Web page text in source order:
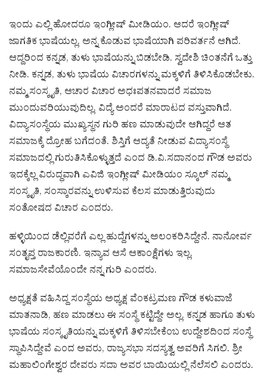
ಇಂದು ಎಲ್ಲಿ ಹೋದರೂ ಇಂಗ್ಲೀಷ್ ಮೀಡಿಯಂ. ಆದರೆ ಇಂಗ್ಲೀಷ್
ಜಾಗತಿಕ ಭಾಷೆಯಲ್ಲ. ಅನ್ನ ಕೊಡುವ ಭಾಷೆಯಾಗಿ ಪರಿವರ್ತನೆ ಆಗಿದೆ.
ಆದ್ದರಿಂದ ಕನ್ನಡ, ತುಳು ಭಾಷೆಯನ್ನು ಬಿಡಬೇಡಿ. ಸ್ವದೇಶಿ ಚಿಂತನೆಗೆ ಒತ್ತು
ನೀಡಿ. ಕನ್ನಡ, ತುಳು ಭಾಷೆಯ ವಿಚಾರಗಳನ್ನು ಮಕ್ಕಳಿಗೆ ತಿಳಿಸಿಕೊಡಬೇಕು.
ನಮ್ಮ ಸಂಸ್ಕೃತಿ, ಆಚಾರ ವಿಚಾರ ಅಧಃಪತನವಾದರೆ ಸಮಾಜ
ಮುಂದುವರಿಯುವುದಿಲ್ಲ. ವಿದ್ಯೆ ಅಂದರೆ ಮಾರಾಟದ ವಸ್ತುವಾಗಿದೆ.
ವಿದ್ಯಾಸಂಸ್ಥೆಯ ಮುಖ್ಯಸ್ಥನ ಗುರಿ ಹಣ ಮಾಡುವುದೇ ಆಗಿದ್ದರೆ ಆತ
ಸಮಾಜಕ್ಕೆ ದ್ರೋಹ ಬಗೆದಂತೆ. ಶಿಸ್ತಿಗೆ ಆದ್ಯತೆ ನೀಡುವ ವಿದ್ಯಾಸಂಸ್ಥೆ
ಸಮಾಜದಲ್ಲಿ ಗುರುತಿಸಿಕೊಳ್ಳುತ್ತದೆ ಎಂದ ಡಿ.ವಿ.ಸದಾನಂದ ಗೌಡ ಅವರು
ಇದಕ್ಕೆಲ್ಲ ವಿರುದ್ಧವಾಗಿ ಎವಿಜಿ ಇಂಗ್ಲೀಷ್ ಮೀಡಿಯಂ ಸ್ಕೂಲ್ ನಮ್ಮ
ಸಂಸ್ಕೃತಿ, ಸಂಸ್ಕಾರವನ್ನು ಉಳಿಸುವ ಕೆಲಸ ಮಾಡುತ್ತಿರುವುದು
ಸಂತೋಷದ ವಿಚಾರ ಎಂದರು.
ಹಳ್ಳಿಯಿಂದ ಡೆಲ್ಲಿವರೆಗೆ ಎಲ್ಲ ಹುದ್ದೆಗಳನ್ನು ಅಲಂಕರಿಸಿದ್ದೇನೆ. ನಾನೋರ್ವ
ಸಂತೃಪ್ತ ರಾಜಕಾರಣಿ. ಇನ್ಯಾವ ಆಸೆ ಆಕಾಂಕ್ಷೆಗಳು ಇಲ್ಲ.
ಸಮಾಜಸೇವೆಯೊಂದೇ ನನ್ನ ಗುರಿ ಎಂದರು.
ಅಧ್ಯಕ್ಷತೆ ವಹಿಸಿದ್ದ ಸಂಸ್ಥೆಯ ಅಧ್ಯಕ್ಷ ವೆಂಕಟ್ರಮಣ ಗೌಡ ಕಳುವಾಜೆ
ಮಾತನಾಡಿ, ಹಣ ಮಾಡಲು ಈ ಸಂಸ್ಥೆ ಕಟ್ಟಿದ್ದೇ ಅಲ್ಲ. ಕನ್ನಡ ಹಾಗೂ ತುಳು
ಭಾಷೆಯ ಸಂಸ್ಕೃತಿಯನ್ನು ಮಕ್ಕಳಿಗೆ ತಿಳಿಸಬೇಕೆಂಬ ಉದ್ದೇಶದಿಂದ ಸಂಸ್ಥೆ
ಸ್ಥಾಪಿಸಿದ್ದೇವೆ ಎಂದ ಅವರು, ರಾಜ್ಯಸಭಾ ಸದಸ್ಯತ್ವ ಅವರಿಗೆ ಸಿಗಲಿ. ಶ್ರೀ
ಮಹಾಲಿಂಗೇಶ್ವರ ದೇವರು ಸದಾ ಅವರ ಬಾಯಿಯಲ್ಲಿ ನೆಲೆಸಲಿ ಎಂದರು.